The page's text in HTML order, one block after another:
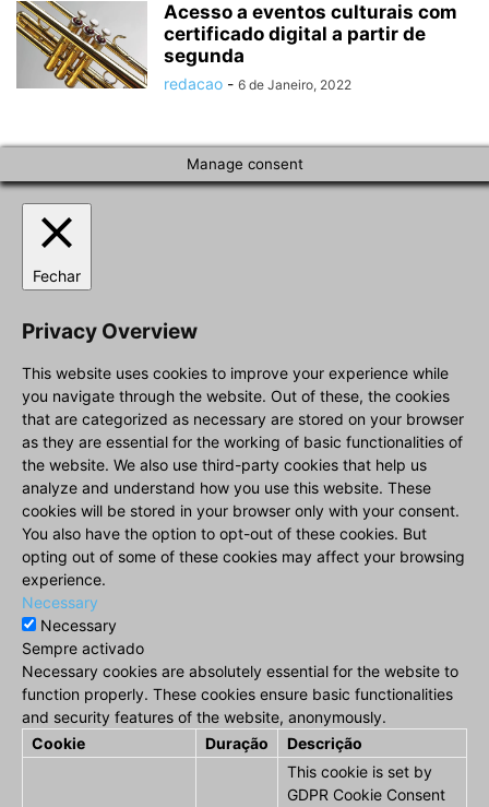
Acesso a eventos culturais com
certificado digital a partir de
segunda
redacao - 6 de Janeiro, 2022
Manage consent
Fechar
Privacy Overview
This website uses cookies to improve your experience while
you navigate through the website. Out of these, the cookies
that are categorized as necessary are stored on your browser
as they are essential for the working of basic functionalities of
the website. We also use third-party cookies that help us
analyze and understand how you use this website. These
cookies will be stored in your browser only with your consent.
You also have the option to opt-out of these cookies. But
opting out of some of these cookies may affect your browsing
experience.
Necessary
Necessary
Sempre activado
Necessary cookies are absolutely essential for the website to
function properly. These cookies ensure basic functionalities
and security features of the website, anonymously.
Cookie
Duração Descrição
This cookie is set by
GDPR Cookie Consent